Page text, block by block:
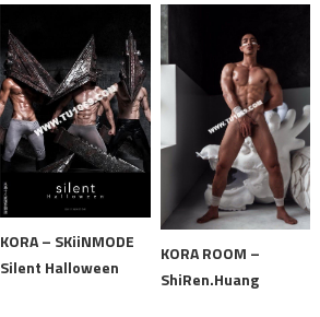
KORA – SKiiNMODE
Silent Halloween
KORA ROOM –
ShiRen.Huang